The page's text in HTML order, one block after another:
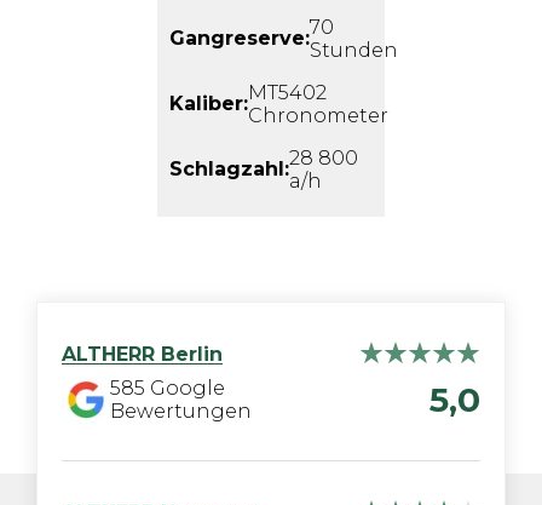
Gangreserve:70
Stunden
Kaliber:MT5402
Chronometer
Schlagzahl:28 800
a/h
ALTHERR Berlin
585 Google
Bewertungen
5,0